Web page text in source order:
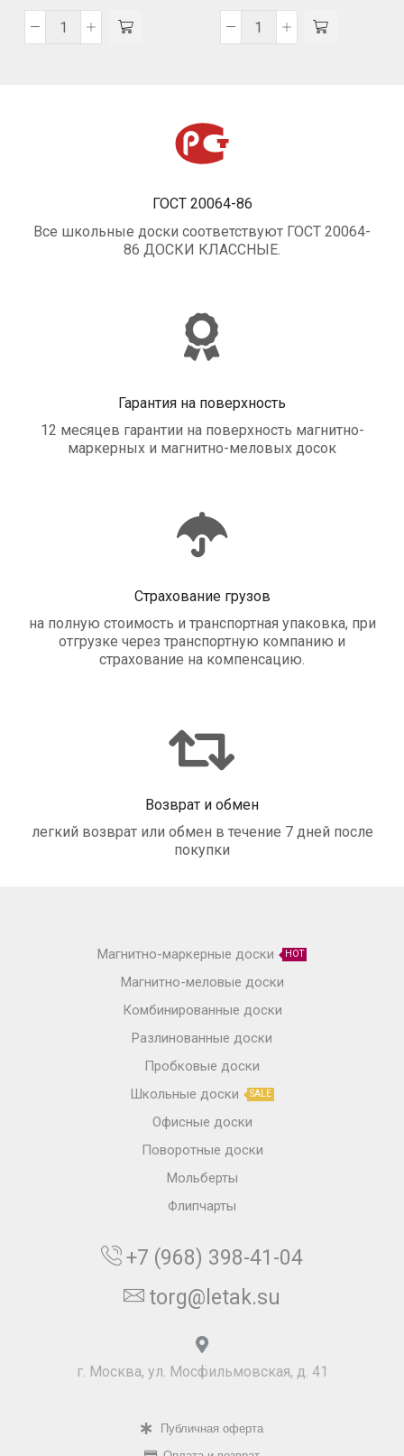
ГОСТ 20064-86
Все школьные доски соответствуют ГОСТ 20064-
86 ДОСКИ КЛАССНЫЕ.
Гарантия на поверхность
12 месяцев гарантии на поверхность магнитно-
маркерных и магнитно-меловых досок
Страхование грузов
на полную стоимость и транспортная упаковка, при
отгрузке через транспортную компанию и
страхование на компенсацию.
Возврат и обмен
легкий возврат или обмен в течение 7 дней после
покупки
Магнитно-маркерные доски HOT
Магнитно-меловые доски
Комбинированные доски
Разлинованные доски
Пробковые доски
Школьные доски
SALE
Офисные доски
Поворотные доски
Мольберты
Флипчарты
+7 (968) 398-41-04
torg@letak.su
г. Москва, ул. Мосфильмовская, д. 41
Публичная оферта